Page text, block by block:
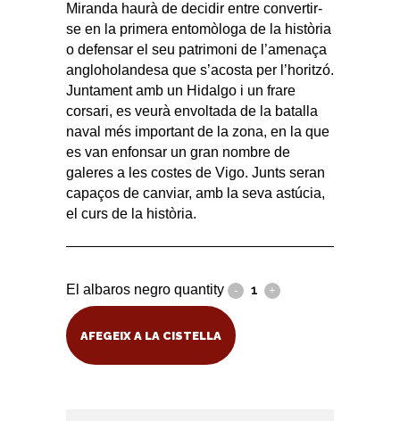
Miranda haurà de decidir entre convertir-
se en la primera entomòloga de la història
o defensar el seu patrimoni de l’amenaça
angloholandesa que s’acosta per l’horitzó.
Juntament amb un Hidalgo i un frare
corsari, es veurà envoltada de la batalla
naval més important de la zona, en la que
es van enfonsar un gran nombre de
galeres a les costes de Vigo. Junts seran
capaços de canviar, amb la seva astúcia,
el curs de la història.
El albaros negro quantity
AFEGEIX A LA CISTELLA